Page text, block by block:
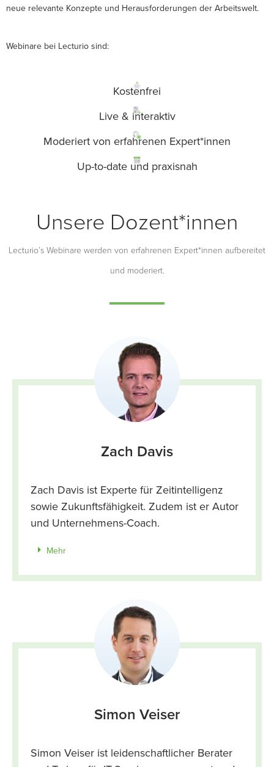
neue relevante Konzepte und Herausforderungen der Arbeitswelt.
Webinare bei Lecturio sind:
Kostenfrei
Live & interaktiv
Moderiert von erfahrenen Expert*innen
Up-to-date und praxisnah
Unsere Dozent*innen
Lecturio’s Webinare werden von erfahrenen Expert*innen aufbereitet
und moderiert.
Zach Davis
Zach Davis ist Experte für Zeitintelligenz
sowie Zukunftsfähigkeit. Zudem ist er Autor
und Unternehmens-Coach.
Mehr
Simon Veiser
Simon Veiser ist leidenschaftlicher Berater